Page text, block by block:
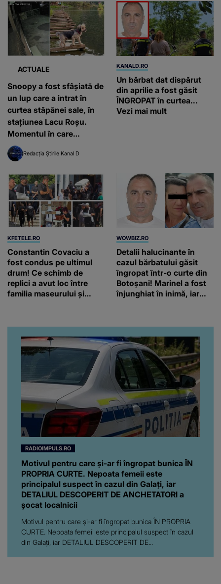
ACTUALE
Snoopy a fost sfâșiată de
un lup care a intrat în
curtea stăpânei sale, în
stațiunea Lacu Roșu.
Momentul în care
animalul sălbatic se
năpustește asupra ei
Redacția Știrile Kanal D
KANALD.RO
Un bărbat dat dispărut
din aprilie a fost găsit
ÎNGROPAT în curtea...
Vezi mai mult
KFETELE.RO
Constantin Covaciu a
fost condus pe ultimul
drum! Ce schimb de
replici a avut loc între
familia maseurului și
obrazul.”
WOWBIZ.RO
Detalii halucinante în
cazul bărbatului găsit
îngropat într-o curte din
Botoșani! Marinel a fost
înjunghiat în inimă, iar
RADIOIMPULS.RO
Motivul pentru care și-ar fi îngropat bunica ÎN
PROPRIA CURTE. Nepoata femeii este
principalul suspect în cazul din Galați, iar
DETALIUL DESCOPERIT DE ANCHETATORI a
șocat localnicii
Motivul pentru care și-ar fi îngropat bunica ÎN PROPRIA
CURTE. Nepoata femeii este principalul suspect în cazul
din Galați, iar DETALIUL DESCOPERIT DE...